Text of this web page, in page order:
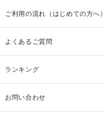
ご利用の流れ（はじめての方へ）
よくあるご質問
ランキング
お問い合わせ